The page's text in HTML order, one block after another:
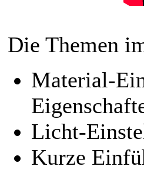
Die Themen
Material-
Licht-
Kurze